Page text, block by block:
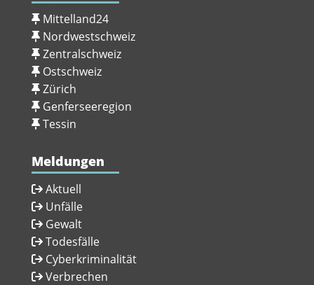
Mittelland24
Nordwestschweiz
Zentralschweiz
Ostschweiz
Zürich
Genferseeregion
Tessin
Meldungen
Aktuell
Unfälle
Gewalt
Todesfälle
Cyberkriminalität
Verbrechen